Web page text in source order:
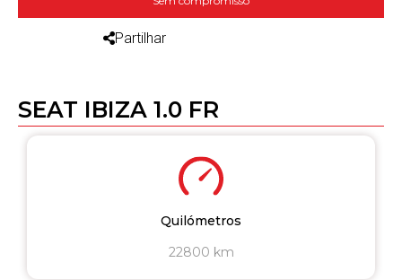
Partilhar
SEAT IBIZA 1.0 FR
Quilómetros
22800 km